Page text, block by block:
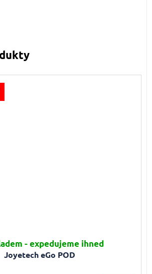
Joyetech eGo POD
produktu je 4,9 z 5 hvězdiček.
- expedujeme ihned